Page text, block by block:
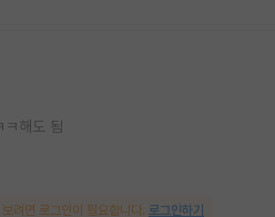
ㅋ해도 됨
려면 로그인이 필요합니다. 로그인하기